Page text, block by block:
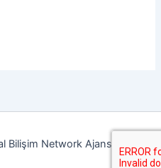
Network Ajansı